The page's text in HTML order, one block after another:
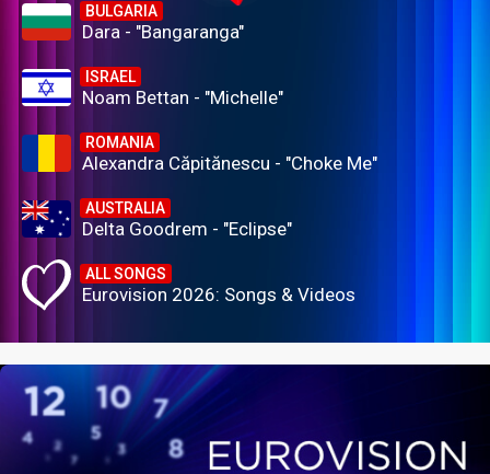
BULGARIA
Dara - "Bangaranga"
ISRAEL
Noam Bettan - "Michelle"
ROMANIA
Alexandra Căpitănescu - "Choke Me"
AUSTRALIA
Delta Goodrem - "Eclipse"
ALL SONGS
Eurovision 2026: Songs & Videos